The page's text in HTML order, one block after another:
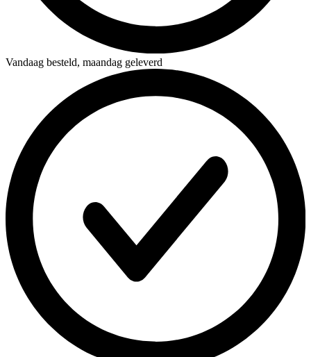
Vandaag besteld, maandag geleverd